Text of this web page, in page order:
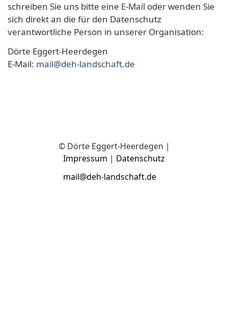
schreiben Sie uns bitte eine E-Mail oder wenden Sie
sich direkt an die für den Datenschutz
verantwortliche Person in unserer Organisation:
Dörte Eggert-Heerdegen
E-Mail: mail@deh-landschaft.de
© Dörte Eggert-Heerdegen |
Impressum | Datenschutz
mail@deh-landschaft.de